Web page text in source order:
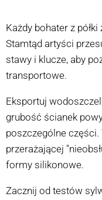
Każdy bohater z
Stamtąd artyści
stawy i klucze, aby
transportowe.
Eksportuj
grubość ścianek
poszczególne części.
przerażającej
formy silikonowe.
Zacznij od testów